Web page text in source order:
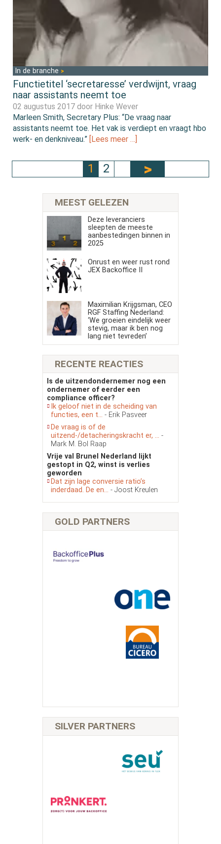
In de branche
Functietitel ‘secretaresse’ verdwijnt, vraag
naar assistants neemt toe
02 augustus 2017 door Hinke Wever
Marleen Smith, Secretary Plus: “De vraag naar
assistants neemt toe. Het vak is verdiept en vraagt hbo
werk- en denkniveau.” [Lees meer …]
1 2
MEEST GELEZEN
Deze leveranciers
sleepten de meeste
aanbestedingen binnen in
2025
Onrust en weer rust rond
JEX Backoffice II
Maximilian Krijgsman, CEO
RGF Staffing Nederland:
‘We groeien eindelijk weer
stevig, maar ik ben nog
lang niet tevreden’
RECENTE REACTIES
Is de uitzendondernemer nog een
ondernemer of eerder een
compliance officer?
Ik geloof niet in de scheiding van
functies, een t... - Erik Pasveer
De vraag is of de
uitzend-/detacheringskracht er, ... -
Mark M. Bol Raap
Vrije val Brunel Nederland lijkt
gestopt in Q2, winst is verlies
geworden
Dat zijn lage conversie ratio’s
inderdaad. De en... - Joost Kreulen
GOLD PARTNERS
SILVER PARTNERS